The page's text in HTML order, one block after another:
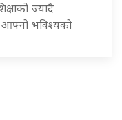
ज्यादै
भविश्यको